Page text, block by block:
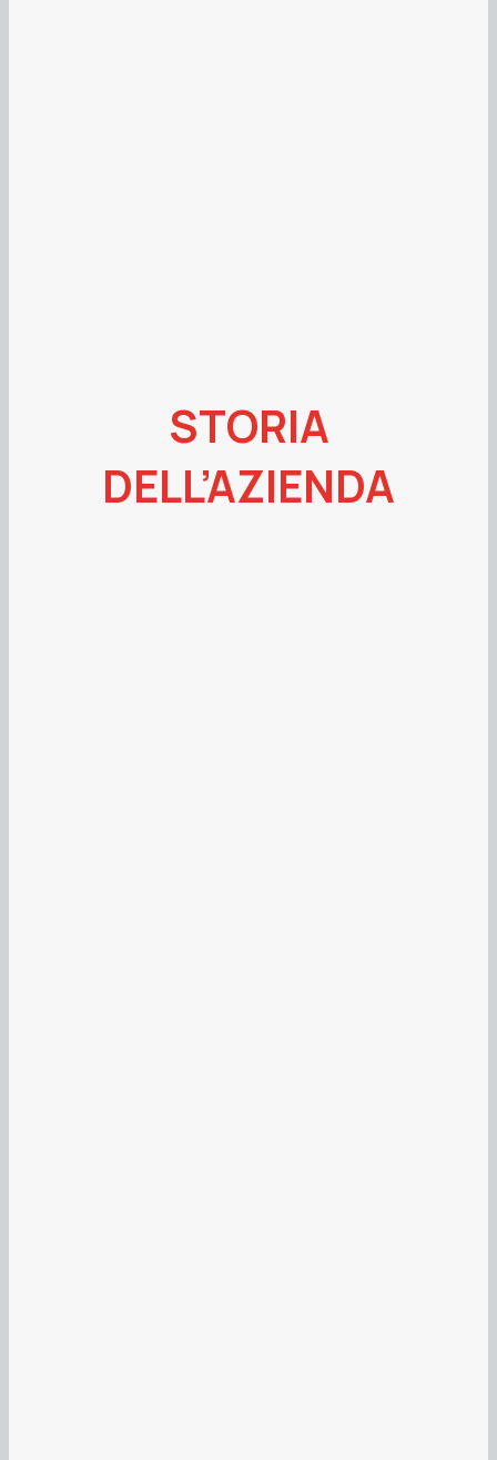
STORIA
DELL’AZIENDA